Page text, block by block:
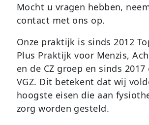
Mocht u vragen hebben,
contact met ons op.
Onze praktijk is sinds 2012
Plus Praktijk voor Menzis,
en de CZ groep en sinds
VGZ. Dit betekent dat wij
hoogste eisen die aan
zorg worden gesteld.